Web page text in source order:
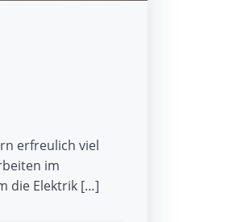
erfreulich viel
im
die Elektrik […]